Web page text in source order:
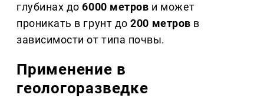
глубинах до6000 метров и может
проникать в грунт до200 метров в
зависимости от типа почвы.
Применение в
геологоразведке